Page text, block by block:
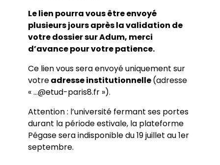
Le lien pourra vous être envoyé
plusieurs jours après la validation de
votre dossier sur Adum, merci
d’avance pour votre patience.
Ce lien vous sera envoyé uniquement sur
votreadresse institutionnelle(adresse
« …@etud-paris8.fr »).
Attention : l’université fermant ses portes
durant la période estivale, la plateforme
Pégase sera indisponible du 19 juillet au 1er
septembre.